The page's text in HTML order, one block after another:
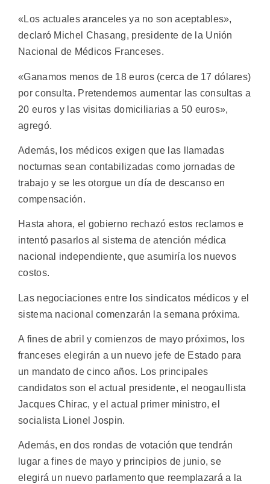
«Los actuales aranceles ya no son aceptables»,
declaró Michel Chasang, presidente de la Unión
Nacional de Médicos Franceses.
«Ganamos menos de 18 euros (cerca de 17 dólares)
por consulta. Pretendemos aumentar las consultas a
20 euros y las visitas domiciliarias a 50 euros»,
agregó.
Además, los médicos exigen que las llamadas
nocturnas sean contabilizadas como jornadas de
trabajo y se les otorgue un día de descanso en
compensación.
Hasta ahora, el gobierno rechazó estos reclamos e
intentó pasarlos al sistema de atención médica
nacional independiente, que asumiría los nuevos
costos.
Las negociaciones entre los sindicatos médicos y el
sistema nacional comenzarán la semana próxima.
A fines de abril y comienzos de mayo próximos, los
franceses elegirán a un nuevo jefe de Estado para
un mandato de cinco años. Los principales
candidatos son el actual presidente, el neogaullista
Jacques Chirac, y el actual primer ministro, el
socialista Lionel Jospin.
Además, en dos rondas de votación que tendrán
lugar a fines de mayo y principios de junio, se
elegirá un nuevo parlamento que reemplazará a la